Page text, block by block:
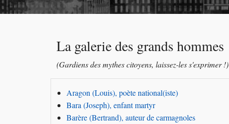
La galerie des grands hommes
(Gardiens des mythes citoyens, laissez-les s'exprimer !)
Aragon (Louis), poète national(iste)
Bara (Joseph), enfant martyr
Barère (Bertrand), auteur de carmagnoles